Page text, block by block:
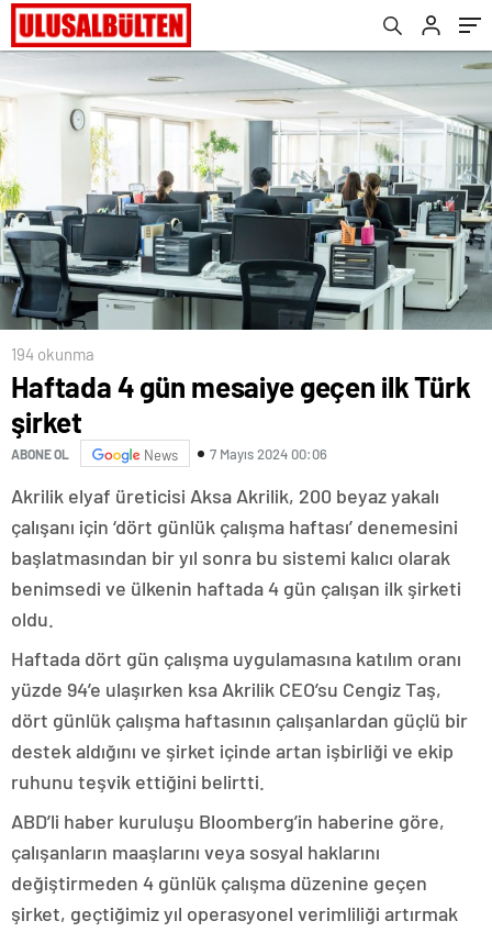
194 okunma
Haftada 4 gün mesaiye geçen ilk Türk
şirket
ABONE OL News 7 Mayıs 2024 00:06
Akrilik elyaf üreticisi Aksa Akrilik, 200 beyaz yakalı
çalışanı için ‘dört günlük çalışma haftası’ denemesini
başlatmasından bir yıl sonra bu sistemi kalıcı olarak
benimsedi ve ülkenin haftada 4 gün çalışan ilk şirketi
oldu.
Haftada dört gün çalışma uygulamasına katılım oranı
yüzde 94’e ulaşırken ksa Akrilik CEO’su Cengiz Taş,
dört günlük çalışma haftasının çalışanlardan güçlü bir
destek aldığını ve şirket içinde artan işbirliği ve ekip
ruhunu teşvik ettiğini belirtti.
ABD’li haber kuruluşu Bloomberg’in haberine göre,
çalışanların maaşlarını veya sosyal haklarını
değiştirmeden 4 günlük çalışma düzenine geçen
şirket, geçtiğimiz yıl operasyonel verimliliği artırmak